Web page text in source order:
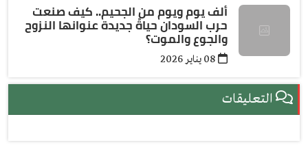
ألف يوم ويوم من الجحيم.. كيف صنعت
حرب السودان حياةً جديدة عنوانها النزوح
والجوع والموت؟
التعليقات